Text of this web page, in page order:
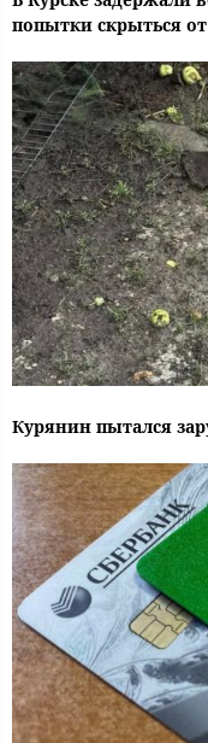
попытки скрыться
Курянин пытался